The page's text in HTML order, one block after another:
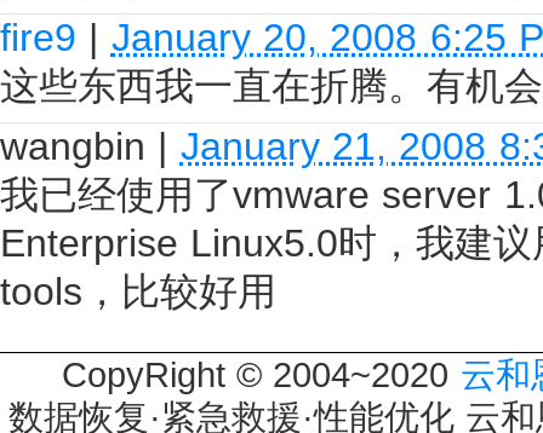
fire9 | January 20, 2008 6:25
这些东西我一直在折腾。有机
wangbin | January 21, 2008
我已经使用了vmware server
Enterprise Linux5.0时，我建
tools，比较好用
CopyRight © 2004~2020 云和
数据恢复·紧急救援·性能优化 云